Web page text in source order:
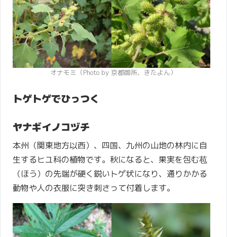
オナモミ（Photo by 京都御所、きたよん）
トゲトゲでひっつく
ヤナギイノコヅチ
本州（関東地方以西）、四国、九州の山地の林内に自
生するヒユ科の植物です。秋になると、果実を包む苞
（ほう）の先端が硬く鋭いトゲ状になり、通りかかる
動物や人の衣服に突き刺さって付着します。